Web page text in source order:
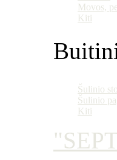
Movos,
Kiti
Šulinio
Šulinio
Kiti